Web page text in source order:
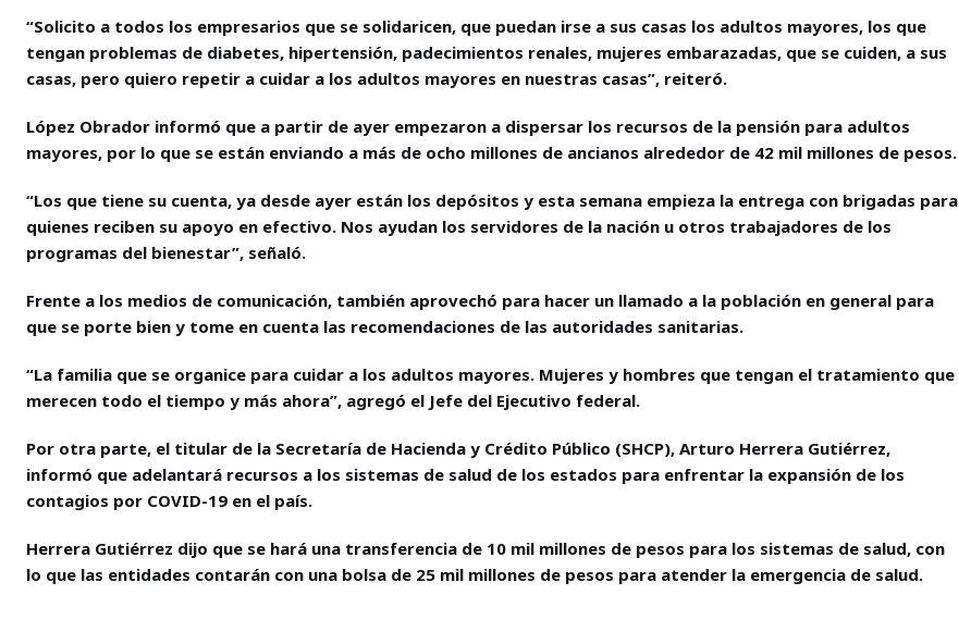
“Solicito a todos los empresarios que se solidaricen, que puedan irse a sus casas los adultos mayores, los que
tengan problemas de diabetes, hipertensión, padecimientos renales, mujeres embarazadas, que se cuiden, a sus
casas, pero quiero repetir a cuidar a los adultos mayores en nuestras casas”, reiteró.
López Obrador informó que a partir de ayer empezaron a dispersar los recursos de la pensión para adultos
mayores, por lo que se están enviando a más de ocho millones de ancianos alrededor de 42 mil millones de pesos.
“Los que tiene su cuenta, ya desde ayer están los depósitos y esta semana empieza la entrega con brigadas para
quienes reciben su apoyo en efectivo. Nos ayudan los servidores de la nación u otros trabajadores de los
programas del bienestar”, señaló.
Frente a los medios de comunicación, también aprovechó para hacer un llamado a la población en general para
que se porte bien y tome en cuenta las recomendaciones de las autoridades sanitarias.
“La familia que se organice para cuidar a los adultos mayores. Mujeres y hombres que tengan el tratamiento que
merecen todo el tiempo y más ahora”, agregó el Jefe del Ejecutivo federal.
Por otra parte, el titular de la Secretaría de Hacienda y Crédito Público (SHCP), Arturo Herrera Gutiérrez,
informó que adelantará recursos a los sistemas de salud de los estados para enfrentar la expansión de los
contagios por COVID-19 en el país.
Herrera Gutiérrez dijo que se hará una transferencia de 10 mil millones de pesos para los sistemas de salud, con
lo que las entidades contarán con una bolsa de 25 mil millones de pesos para atender la emergencia de salud.